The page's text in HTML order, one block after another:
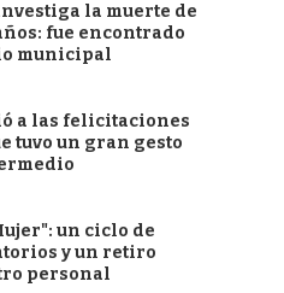
la muerte de
fue encontrado
municipal
a las felicitaciones
tuvo un gran gesto
un ciclo de
y un retiro
personal